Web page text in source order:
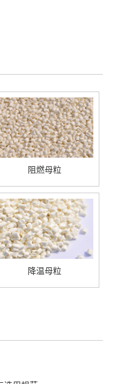
阻燃母粒
降温母粒